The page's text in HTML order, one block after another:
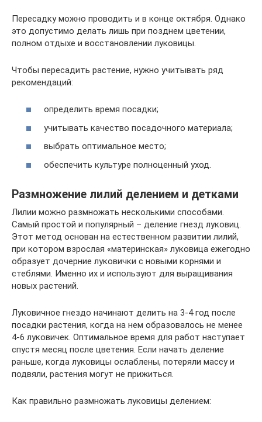
Пересадку можно проводить и в конце октября. Однако
это допустимо делать лишь при позднем цветении,
полном отдыхе и восстановлении луковицы.
Чтобы пересадить растение, нужно учитывать ряд
рекомендаций:
определить время посадки;
учитывать качество посадочного материала;
выбрать оптимальное место;
обеспечить культуре полноценный уход.
Размножение лилий делением и детками
Лилии можно размножать несколькими способами.
Самый простой и популярный – деление гнезд луковиц.
Этот метод основан на естественном развитии лилий,
при котором взрослая «материнская» луковица ежегодно
образует дочерние луковички с новыми корнями и
стеблями. Именно их и используют для выращивания
новых растений.
Луковичное гнездо начинают делить на 3-4 год после
посадки растения, когда на нем образовалось не менее
4-6 луковичек. Оптимальное время для работ наступает
спустя месяц после цветения. Если начать деление
раньше, когда луковицы ослаблены, потеряли массу и
подвяли, растения могут не прижиться.
Как правильно размножать луковицы делением: